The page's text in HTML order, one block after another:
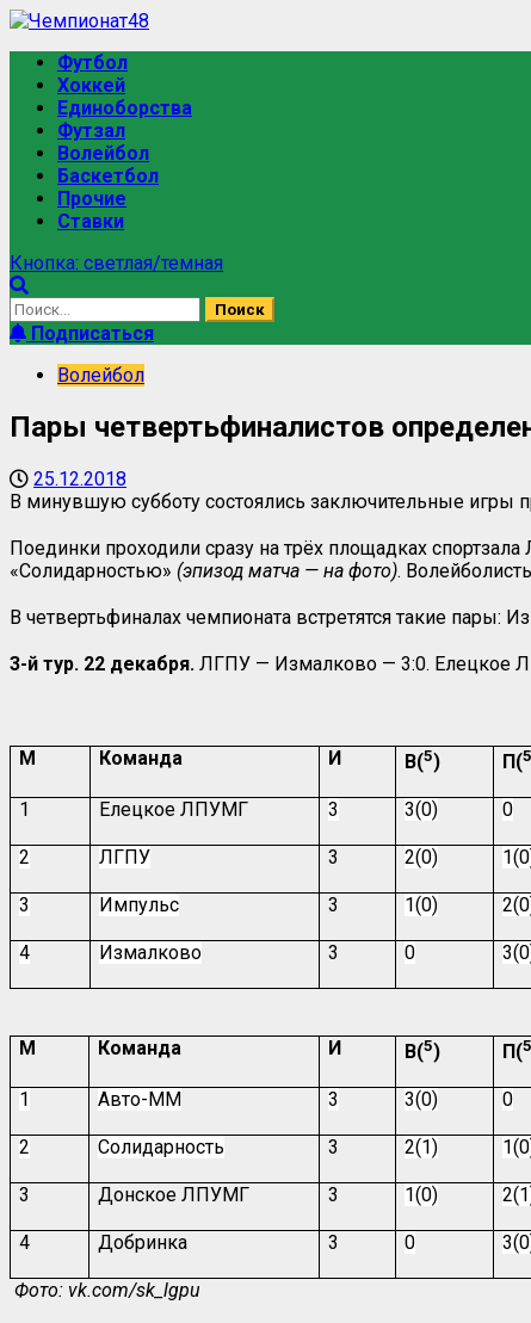
Перейти
содержимому
Основное
меню
Футбол
Хоккей
Единоборства
Футзал
Волейбол
Баскетбол
Прочие
Ставки
Кнопка: светлая/темная
Найти:
Подписаться
Волейбол
Пары четвертьфиналистов
25.12.2018
В минувшую субботу состоялись заключительные игры
Поединки проходили сразу на трёх площадках
«Солидарностью» (эпизод матча — на фото).
В четвертьфиналах чемпионата встретятся такие
3-й тур. 22 декабря. ЛГПУ — Измалково — 3:0. Елецкое
М Команда И В(5) П(
1 Елецкое ЛПУМГ 3 3(0) 0
2 ЛГПУ 3 2(0)
3 Импульс 3 1(0)
4 Измалково 3 0
М Команда И В(5) П(
1 Авто-ММ 3 3(0) 0
2 Солидарность 3 2(1)
3 Донское ЛПУМГ 3 1(0)
4 Добринка 3 0
Фото: vk.com/sk_lgpu